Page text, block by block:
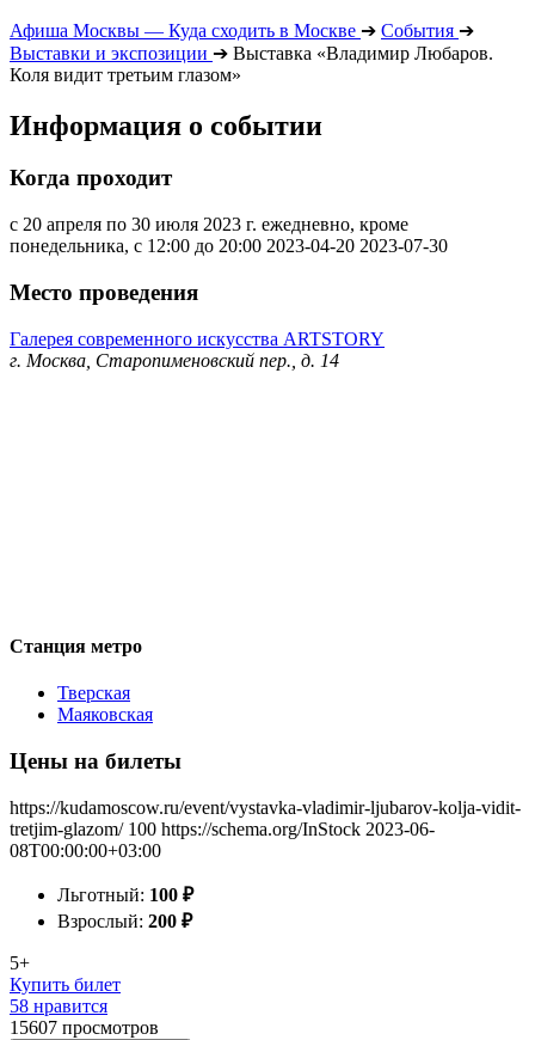
Афиша Москвы — Куда сходить в Москве ➔ События ➔
Выставки и экспозиции ➔ Выставка «Владимир Любаров.
Коля видит третьим глазом»
Информация о событии
Когда проходит
с 20 апреля по 30 июля 2023 г. ежедневно, кроме
понедельника, с 12:00 до 20:00 2023-04-20 2023-07-30
Место проведения
Галерея современного искусства ARTSTORY
г. Москва, Старопименовский пер., д. 14
Станция метро
Тверская
Маяковская
Цены на билеты
https://kudamoscow.ru/event/vystavka-vladimir-ljubarov-kolja-vidit-
tretjim-glazom/ 100 https://schema.org/InStock 2023-06-
08T00:00:00+03:00
Льготный: 100 ₽
Взрослый: 200 ₽
5+
Купить билет
58 нравится
15607 просмотров